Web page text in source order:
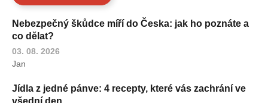
Nebezpečný škůdce míří do Česka: jak ho poznáte a
co dělat?
03. 08. 2026
Jan
Jídla z jedné pánve: 4 recepty, které vás zachrání ve
všední den